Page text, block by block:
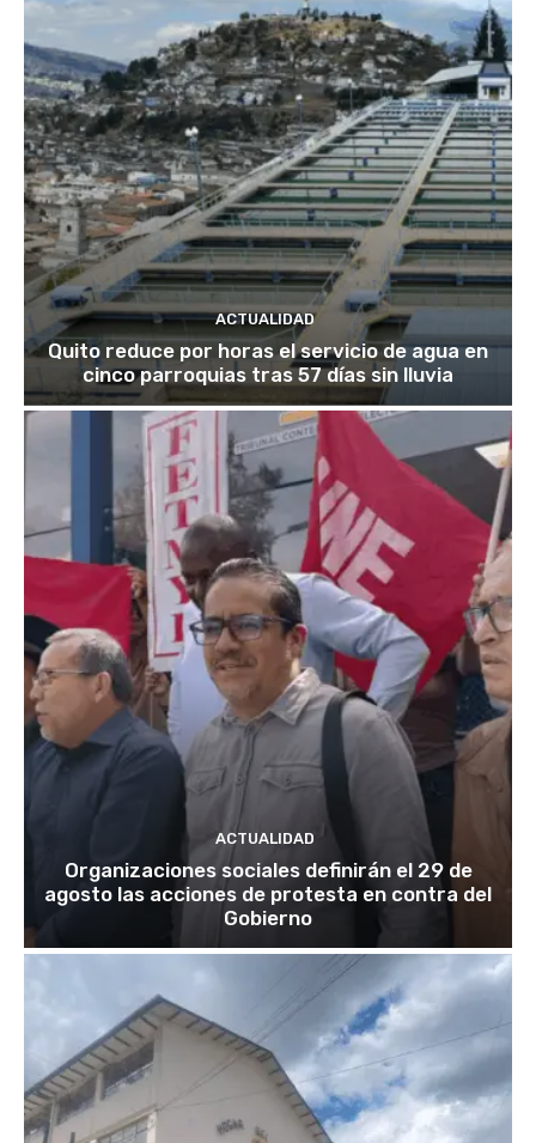
ACTUALIDAD
Quito reduce por horas el servicio de agua en
cinco parroquias tras 57 días sin lluvia
ACTUALIDAD
Organizaciones sociales definirán el 29 de
agosto las acciones de protesta en contra del
Gobierno